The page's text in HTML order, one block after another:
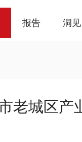
报告 洞见
老城区产